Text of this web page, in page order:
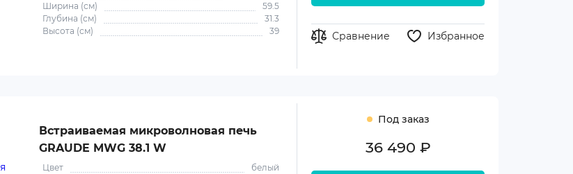
Ширина (см)
59.5
Глубина (см)
31.3
Высота (см)
39 Сравнение Избранное
Встраиваемая микроволновая печь
GRAUDE MWG 38.1 W
Цвет
белый
Под заказ
36 490 ₽